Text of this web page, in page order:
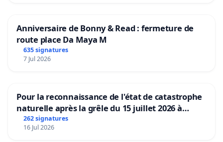
Anniversaire de Bonny & Read : fermeture de
route place Da Maya M
635 signatures
7 Jul 2026
Pour la reconnaissance de l'état de catastrophe
naturelle après la grêle du 15 juillet 2026 à
Aubenas et ses alentours
262 signatures
16 Jul 2026